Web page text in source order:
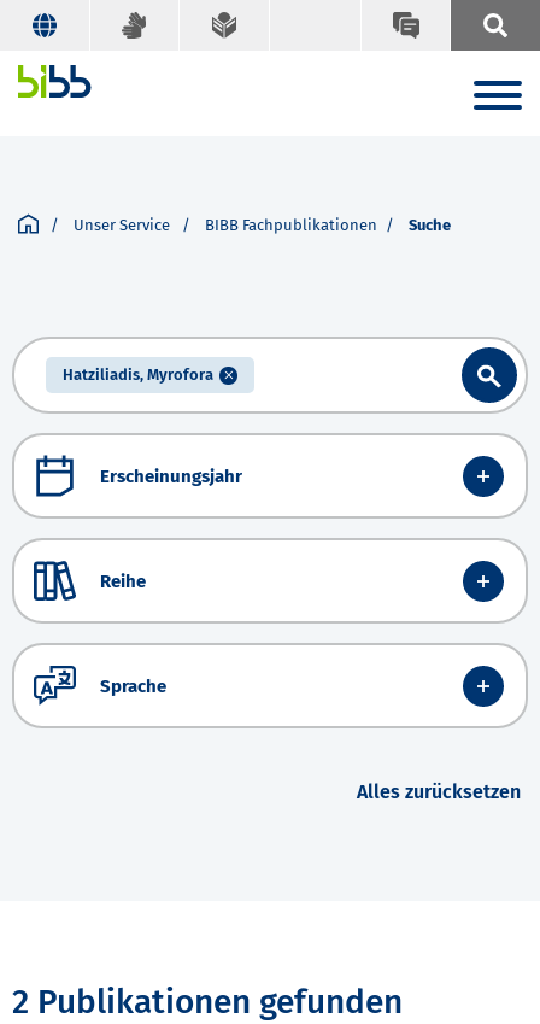
Unser Service BIBB Fachpublikationen Suche
Hatziliadis, Myrofora
Erscheinungsjahr
Reihe
Sprache
Alles zurücksetzen
2 Publikationen gefunden